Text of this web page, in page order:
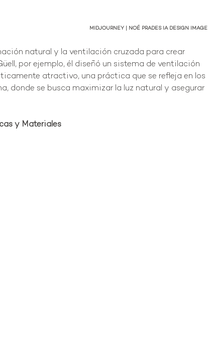
MIDJOURNEY | NOÉ PRADES IA DESIGN IMAGE
natural y la ventilación cruzada para crear
por ejemplo, él diseñó un sistema de ventilación
atractivo, una práctica que se refleja en los
donde se busca maximizar la luz natural y asegurar
y Materiales